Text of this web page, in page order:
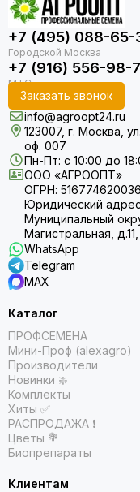
+7 (495) 088-65-
+7 (916) 556-98-
Заказать звонок
info@agroopt24.ru
123007, г. Москва,
оф. 007
Пн-Пт: с 10:00 до
ООО «АГРООПТ»
ОГРН:
Юридический
Муниципальный
Магистральная,
WhatsApp
Telegram
MAX
Каталог
ПРОФСЕМЕНА
Мини-Проф (alexagro)
Производители
Новинки ❇️
Комплекты
Хиты ✅
РАСПРОДАЖА ❗️
Цветы 💐
Биопрепараты
Клиентам